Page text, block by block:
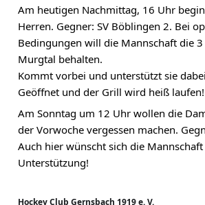
Am heutigen Nachmittag, 16 Uhr
Herren. Gegner: SV Böblingen 2. Bei
Bedingungen will die Mannschaft die
Murgtal behalten.
Kommt vorbei und unterstützt sie
Geöffnet und der Grill wird heiß laufen!
Am Sonntag um 12 Uhr wollen die
der Vorwoche vergessen machen.
Auch hier wünscht sich die
Unterstützung!
Hockey Club Gernsbach 1919 e. V.